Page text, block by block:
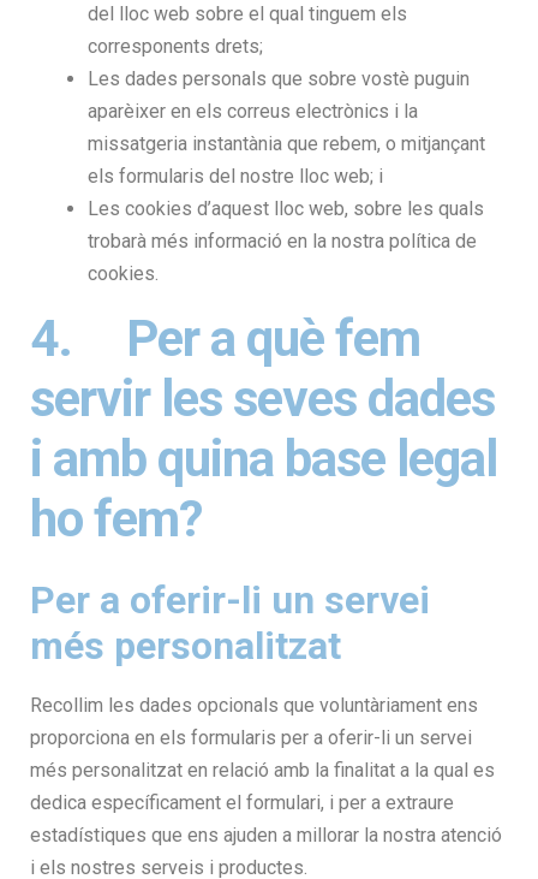
del lloc web sobre el qual tinguem els
corresponents drets;
Les dades personals que sobre vostè puguin
aparèixer en els correus electrònics i la
missatgeria instantània que rebem, o mitjançant
els formularis del nostre lloc web; i
Les cookies d’aquest lloc web, sobre les quals
trobarà més informació en la nostra política de
cookies.
4. Per a què fem
servir les seves dades
i amb quina base legal
ho fem?
Per a oferir-li un servei
més personalitzat
Recollim les dades opcionals que voluntàriament ens
proporciona en els formularis per a oferir-li un servei
més personalitzat en relació amb la finalitat a la qual es
dedica específicament el formulari, i per a extraure
estadístiques que ens ajuden a millorar la nostra atenció
i els nostres serveis i productes.